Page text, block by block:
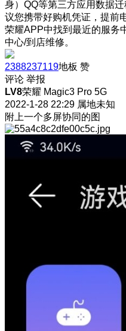
身）QQ等第三方应用数据
议您携带好购机凭证，提前
荣耀APP中找到最近的服务
中心/到店维修。
2388237119地板 赞
评论 举报
LV8荣耀 Magic3 Pro 5G
2022-1-28 22:29 属地未知
附上一个多屏协同的图